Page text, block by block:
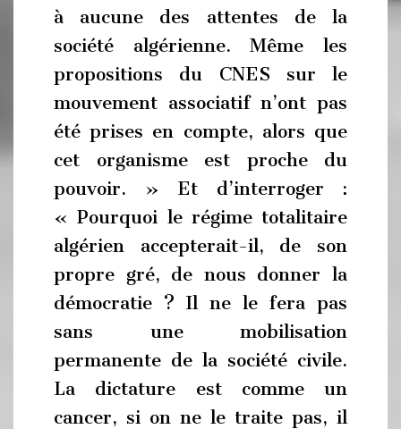
à aucune des attentes de la
société algérienne. Même les
propositions du CNES sur le
mouvement associatif n’ont pas
été prises en compte, alors que
cet organisme est proche du
pouvoir. » Et d’interroger :
« Pourquoi le régime totalitaire
algérien accepterait-il, de son
propre gré, de nous donner la
démocratie ? Il ne le fera pas
sans une mobilisation
permanente de la société civile.
La dictature est comme un
cancer, si on ne le traite pas, il